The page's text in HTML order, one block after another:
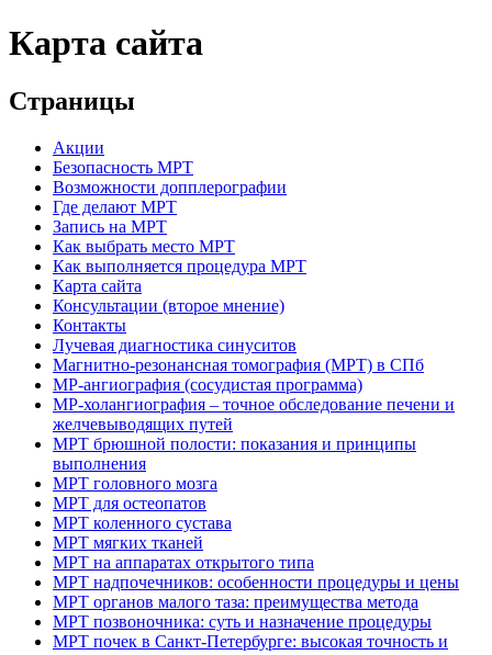
Карта сайта
Страницы
Акции
Безопасность МРТ
Возможности допплерографии
Где делают МРТ
Запись на МРТ
Как выбрать место МРТ
Как выполняется процедура МРТ
Карта сайта
Консультации (второе мнение)
Контакты
Лучевая диагностика синуситов
Магнитно-резонансная томография (МРТ) в СПб
МР-ангиография (сосудистая программа)
МР-холангиография – точное обследование печени и
желчевыводящих путей
МРТ брюшной полости: показания и принципы
выполнения
МРТ головного мозга
МРТ для остеопатов
МРТ коленного сустава
МРТ мягких тканей
МРТ на аппаратах открытого типа
МРТ надпочечников: особенности процедуры и цены
МРТ органов малого таза: преимущества метода
МРТ позвоночника: суть и назначение процедуры
МРТ почек в Санкт-Петербурге: высокая точность и